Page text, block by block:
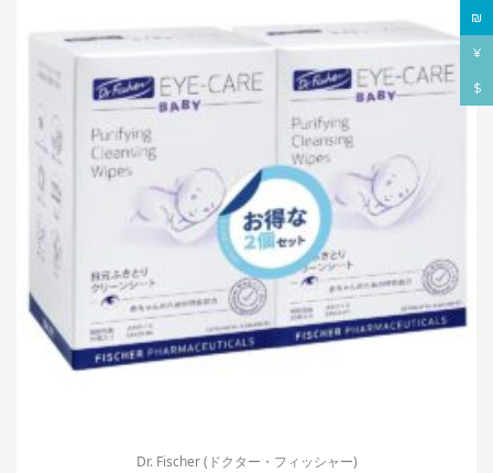
₪
¥
$
Dr. Fischer (ドクター・フィッシャー)